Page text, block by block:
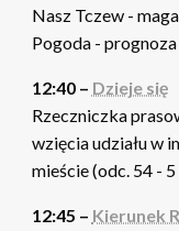
Nasz Tczew -
Pogoda -
12:40 – Dzieje się
Rzeczniczka
wzięcia udziału w
mieście (odc. 54 -
12:45 – Kierunek